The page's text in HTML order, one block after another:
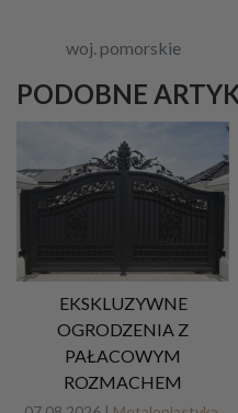
woj. pomorskie
PODOBNE
EKSKLUZYWNE
OGRODZENIA Z
PAŁACOWYM
ROZMACHEM